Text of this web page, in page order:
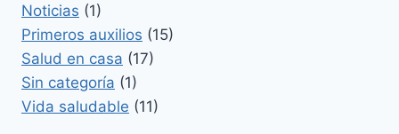
Noticias (1)
Primeros auxilios (15)
Salud en casa (17)
Sin categoría (1)
Vida saludable (11)